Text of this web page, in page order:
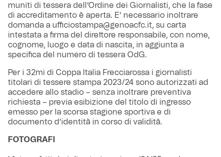
muniti di tessera dell’Ordine dei Giornalisti, che la fase
di accreditamento è aperta. E’ necessario inoltrare
domanda a ufficiostampa@genoacfc.it, su carta
intestata a firma del direttore responsabile, con nome,
cognome, luogo e data di nascita, in aggiunta a
specifica del numero di tessera OdG.
Per i 32mi di Coppa Italia Frecciarossa i giornalisti
titolari di tessere stampa 2023/24 sono autorizzati ad
accedere allo stadio – senza inoltrare preventiva
richiesta – previa esibizione del titolo di ingresso
emesso per la scorsa stagione sportiva e di
documento d’identità in corso di validità.
FOTOGRAFI